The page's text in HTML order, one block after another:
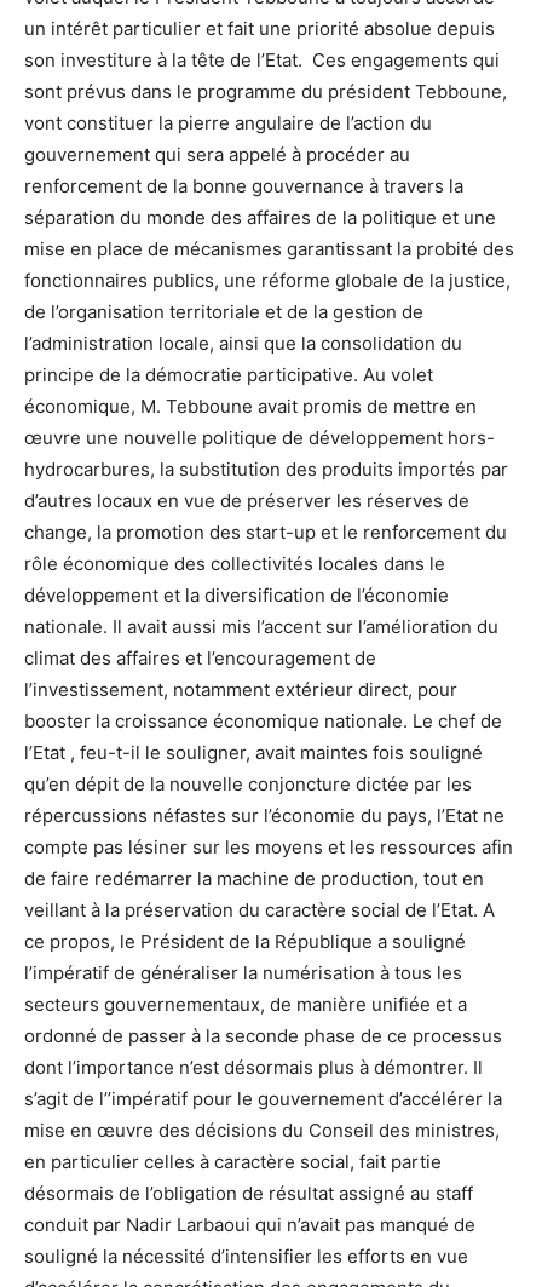
un intérêt particulier et fait une priorité absolue depuis
son investiture à la tête de l’Etat. Ces engagements qui
sont prévus dans le programme du président Tebboune,
vont constituer la pierre angulaire de l’action du
gouvernement qui sera appelé à procéder au
renforcement de la bonne gouvernance à travers la
séparation du monde des affaires de la politique et une
mise en place de mécanismes garantissant la probité des
fonctionnaires publics, une réforme globale de la justice,
de l’organisation territoriale et de la gestion de
l’administration locale, ainsi que la consolidation du
principe de la démocratie participative. Au volet
économique, M. Tebboune avait promis de mettre en
œuvre une nouvelle politique de développement hors-
hydrocarbures, la substitution des produits importés par
d’autres locaux en vue de préserver les réserves de
change, la promotion des start-up et le renforcement du
rôle économique des collectivités locales dans le
développement et la diversification de l’économie
nationale. Il avait aussi mis l’accent sur l’amélioration du
climat des affaires et l’encouragement de
l’investissement, notamment extérieur direct, pour
booster la croissance économique nationale. Le chef de
l’Etat , feu-t-il le souligner, avait maintes fois souligné
qu’en dépit de la nouvelle conjoncture dictée par les
répercussions néfastes sur l’économie du pays, l’Etat ne
compte pas lésiner sur les moyens et les ressources afin
de faire redémarrer la machine de production, tout en
veillant à la préservation du caractère social de l’Etat. A
ce propos, le Président de la République a souligné
l’impératif de généraliser la numérisation à tous les
secteurs gouvernementaux, de manière unifiée et a
ordonné de passer à la seconde phase de ce processus
dont l’importance n’est désormais plus à démontrer. Il
s’agit de l’’impératif pour le gouvernement d’accélérer la
mise en œuvre des décisions du Conseil des ministres,
en particulier celles à caractère social, fait partie
désormais de l’obligation de résultat assigné au staff
conduit par Nadir Larbaoui qui n’avait pas manqué de
souligné la nécessité d’intensifier les efforts en vue